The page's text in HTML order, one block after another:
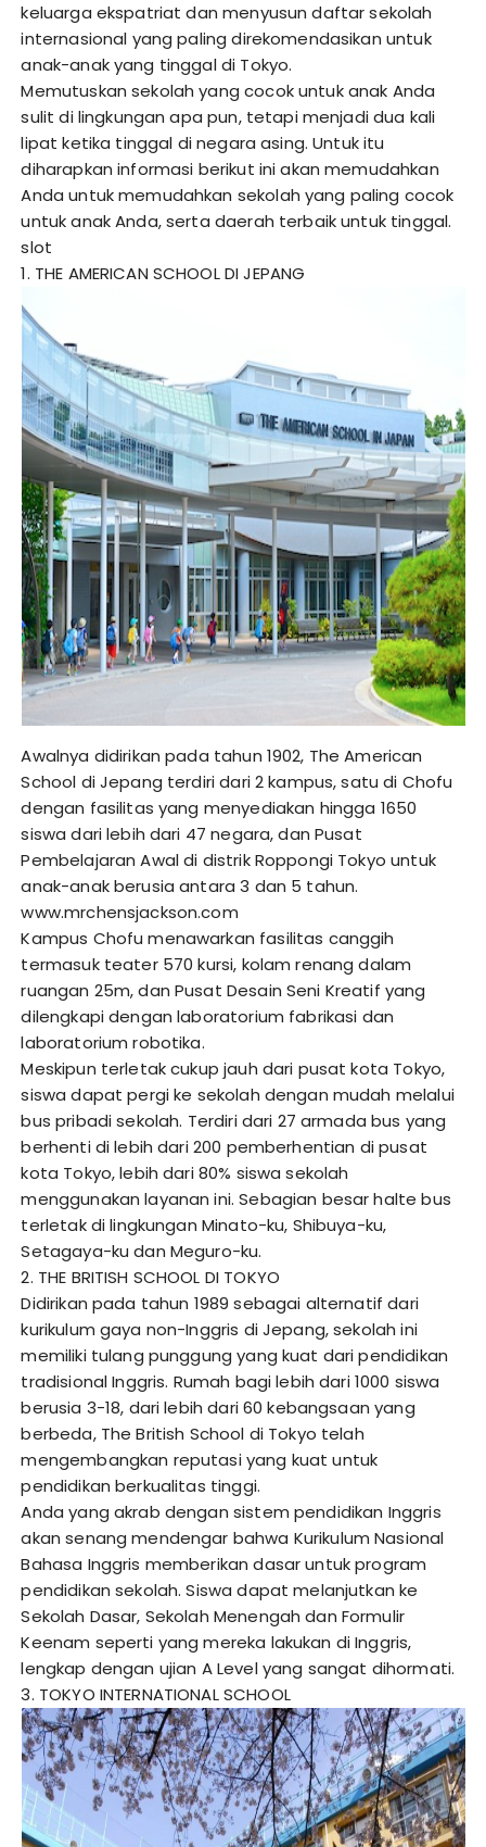
keluarga ekspatriat dan menyusun daftar sekolah
internasional yang paling direkomendasikan untuk
anak-anak yang tinggal di Tokyo.
Memutuskan sekolah yang cocok untuk anak Anda
sulit di lingkungan apa pun, tetapi menjadi dua kali
lipat ketika tinggal di negara asing. Untuk itu
diharapkan informasi berikut ini akan memudahkan
Anda untuk memudahkan sekolah yang paling cocok
untuk anak Anda, serta daerah terbaik untuk tinggal.
slot
1. THE AMERICAN SCHOOL DI JEPANG
Awalnya didirikan pada tahun 1902, The American
School di Jepang terdiri dari 2 kampus, satu di Chofu
dengan fasilitas yang menyediakan hingga 1650
siswa dari lebih dari 47 negara, dan Pusat
Pembelajaran Awal di distrik Roppongi Tokyo untuk
anak-anak berusia antara 3 dan 5 tahun.
www.mrchensjackson.com
Kampus Chofu menawarkan fasilitas canggih
termasuk teater 570 kursi, kolam renang dalam
ruangan 25m, dan Pusat Desain Seni Kreatif yang
dilengkapi dengan laboratorium fabrikasi dan
laboratorium robotika.
Meskipun terletak cukup jauh dari pusat kota Tokyo,
siswa dapat pergi ke sekolah dengan mudah melalui
bus pribadi sekolah. Terdiri dari 27 armada bus yang
berhenti di lebih dari 200 pemberhentian di pusat
kota Tokyo, lebih dari 80% siswa sekolah
menggunakan layanan ini. Sebagian besar halte bus
terletak di lingkungan Minato-ku, Shibuya-ku,
Setagaya-ku dan Meguro-ku.
2. THE BRITISH SCHOOL DI TOKYO
Didirikan pada tahun 1989 sebagai alternatif dari
kurikulum gaya non-Inggris di Jepang, sekolah ini
memiliki tulang punggung yang kuat dari pendidikan
tradisional Inggris. Rumah bagi lebih dari 1000 siswa
berusia 3-18, dari lebih dari 60 kebangsaan yang
berbeda, The British School di Tokyo telah
mengembangkan reputasi yang kuat untuk
pendidikan berkualitas tinggi.
Anda yang akrab dengan sistem pendidikan Inggris
akan senang mendengar bahwa Kurikulum Nasional
Bahasa Inggris memberikan dasar untuk program
pendidikan sekolah. Siswa dapat melanjutkan ke
Sekolah Dasar, Sekolah Menengah dan Formulir
Keenam seperti yang mereka lakukan di Inggris,
lengkap dengan ujian A Level yang sangat dihormati.
3. TOKYO INTERNATIONAL SCHOOL